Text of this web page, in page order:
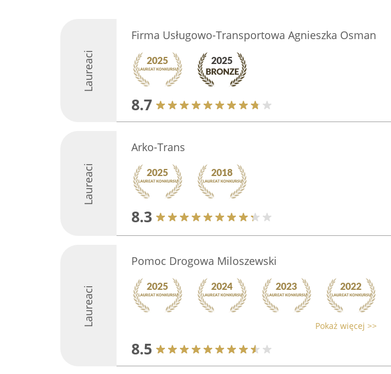
Laureaci
Firma Usługowo-Transportowa Agnieszka Osman
8.7
Laureaci
Arko-Trans
8.3
Laureaci
Pomoc Drogowa Miloszewski
Pokaż więcej >>
8.5